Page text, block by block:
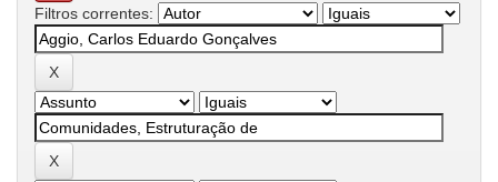
Filtros correntes: